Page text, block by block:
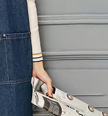
，請聯繫「AFTEE先享後付
support/home
先享後付」服務完成之交
將交易相關給付款項請求債
護人之同意方可使用
損失，本公司不負相關責